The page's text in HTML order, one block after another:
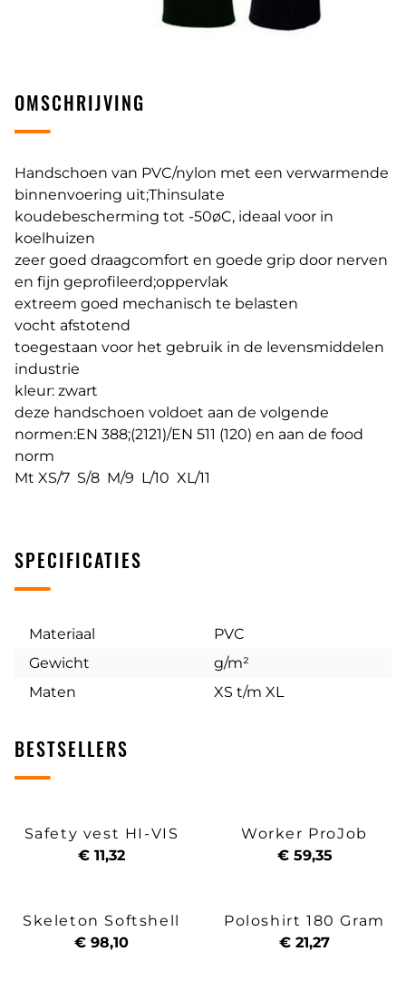
OMSCHRIJVING
Handschoen van PVC/nylon met een verwarmende
binnenvoering uit;Thinsulate
koudebescherming tot -50øC, ideaal voor in
koelhuizen
zeer goed draagcomfort en goede grip door nerven
en fijn geprofileerd;oppervlak
extreem goed mechanisch te belasten
vocht afstotend
toegestaan voor het gebruik in de levensmiddelen
industrie
kleur: zwart
deze handschoen voldoet aan de volgende
normen:EN 388;(2121)/EN 511 (120) en aan de food
norm
Mt XS/7 S/8 M/9 L/10 XL/11
SPECIFICATIES
Materiaal
PVC
Gewicht
g/m²
Maten
XS t/m XL
BESTSELLERS
Safety vest HI-VIS
€ 11,32
Worker ProJob
€ 59,35
Skeleton Softshell
€ 98,10
Poloshirt 180 Gram
€ 21,27